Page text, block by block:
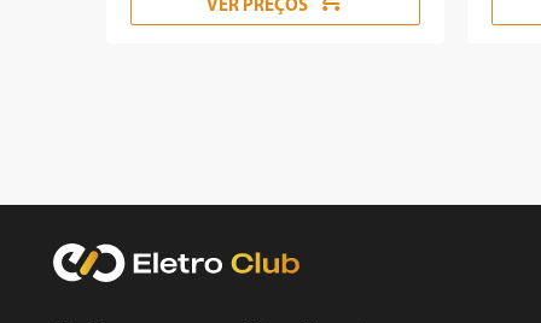
VER PREÇOS